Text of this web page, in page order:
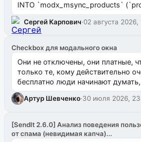
INTO `modx_msync_products`
`uuid_1c`) VALUES ...
Сергей Карпович·02 августа 2026,
Checkbox для модального окна
Они не отключены, они платные,
только те, кому действительно
бесплатно люди начинают
Артур Шевченко·30 июля 2026,
[SendIt 2.6.0] Анализ поведения
от спама (невидимая капча)...